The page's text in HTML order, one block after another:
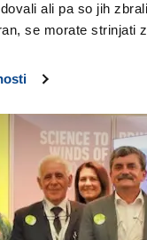
ali pa so jih
se morate strinjati